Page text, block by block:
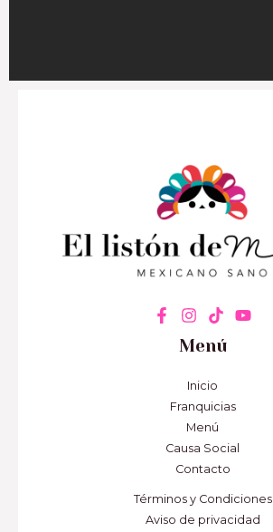
Menú
Inicio
Franquicias
Menú
Causa Social
Contacto
Términos y Condiciones
Aviso de privacidad